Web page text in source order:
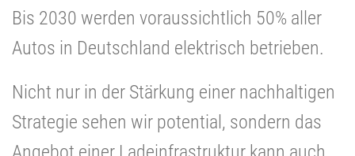
Bis 2030 werden voraussichtlich 50% aller
Autos in Deutschland elektrisch betrieben.
Nicht nur in der Stärkung einer nachhaltigen
Strategie sehen wir potential, sondern das